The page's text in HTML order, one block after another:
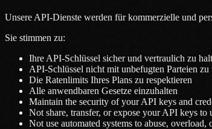
Unsere API-Dienste werden für kommerzielle und
Sie stimmen zu:
Ihre API-Schlüssel sicher und vertraulich zu
API-Schlüssel nicht mit unbefugten Parteien zu
Die Ratenlimits Ihres Plans zu respektieren
Alle anwendbaren Gesetze einzuhalten
Maintain the security of your API keys and
Not share, transfer, or expose your API keys to
Not use automated systems to abuse,